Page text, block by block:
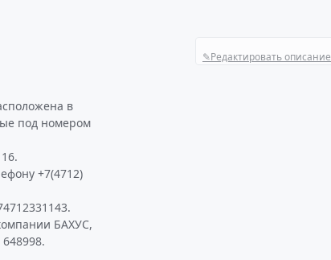
✎Редактировать описание
в
под номером
+7(4712)
БАХУС,